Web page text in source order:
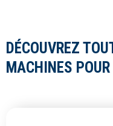
DÉCOUVREZ
MACHINES